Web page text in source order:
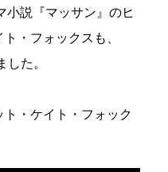
小説『マッサン』のヒ
・フォックスも、
た。
ト・ケイト・フォック